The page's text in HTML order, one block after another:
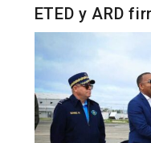
ETED y ARD